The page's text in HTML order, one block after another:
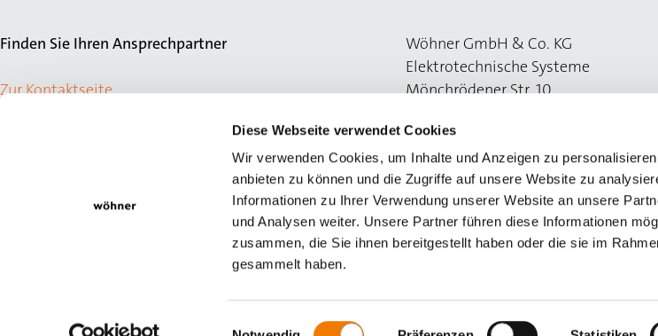
Diese Webseite verwendet Cookies
Wir verwenden Cookies, um Inhalte und Anzeigen zu
anbieten zu können und die Zugriffe auf unsere Website zu
Informationen zu Ihrer Verwendung unserer Website an unsere
und Analysen weiter. Unsere Partner führen diese Informationen
zusammen, die Sie ihnen bereitgestellt haben oder die sie im
gesammelt haben.
Einwilligungsauswahl
Finden Sie Ihren Ansprechpartner
Zur Kontaktseite
Wöhner GmbH & Co. KG
Elektrotechnische Systeme
Mönchrödener Str. 10